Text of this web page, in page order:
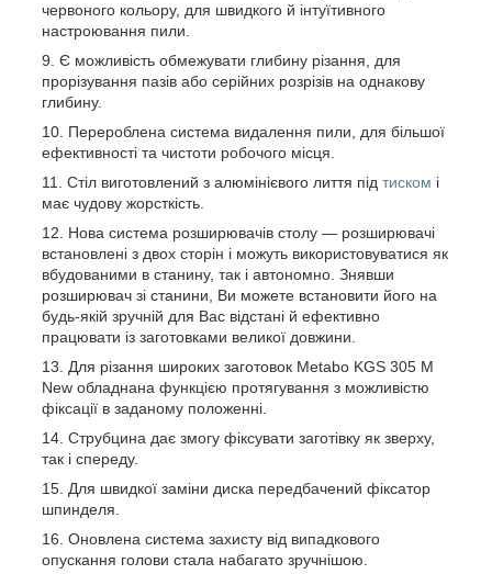
червоного кольору, для швидкого й інтуїтивного
настроювання пили.
Є можливість обмежувати глибину різання, для
прорізування пазів або серійних розрізів на однакову
глибину.
Перероблена система видалення пили, для більшої
ефективності та чистоти робочого місця.
Стіл виготовлений з алюмінієвого лиття під тиском і
має чудову жорсткість.
Нова система розширювачів столу — розширювачі
встановлені з двох сторін і можуть використовуватися як
вбудованими в станину, так і автономно. Знявши
розширювач зі станини, Ви можете встановити його на
будь-якій зручній для Вас відстані й ефективно
працювати із заготовками великої довжини.
Для різання широких заготовок Metabo KGS 305 M
New обладнана функцією протягування з можливістю
фіксації в заданому положенні.
Струбцина дає змогу фіксувати заготівку як зверху,
так і спереду.
Для швидкої заміни диска передбачений фіксатор
шпинделя.
Оновлена система захисту від випадкового
опускання голови стала набагато зручнішою.